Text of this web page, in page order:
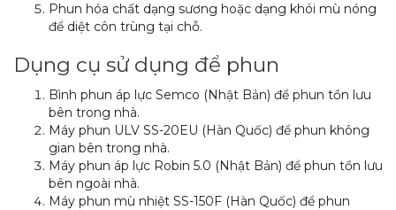
Phun hóa chất dạng sương hoặc dạng khói mù nóng
để diệt côn trùng tại chỗ.
Dụng cụ sử dụng để phun
Bình phun áp lực Semco (Nhật Bản) để phun tồn lưu
bên trong nhà.
Máy phun ULV SS-20EU (Hàn Quốc) để phun không
gian bên trong nhà.
Máy phun áp lực Robin 5.0 (Nhật Bản) để phun tồn lưu
bên ngoài nhà.
Máy phun mù nhiệt SS-150F (Hàn Quốc) để phun